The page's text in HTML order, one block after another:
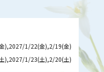
),2027/1/22(金),2/19(金)
),2027/1/23(土),2/20(土)